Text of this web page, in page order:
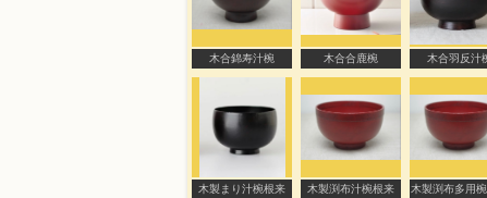
木合錦寿汁椀 木合合鹿椀 木合羽反汁
木製まり汁椀根来 木製渕布汁椀根来 木製渕布多用